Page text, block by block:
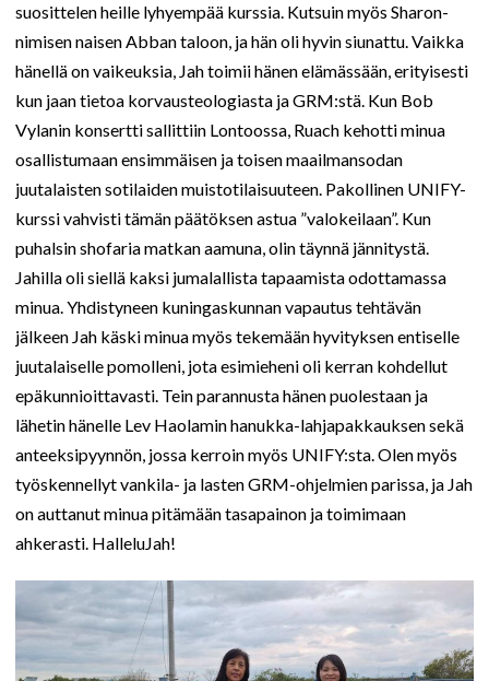
suosittelen heille lyhyempää kurssia. Kutsuin myös Sharon-
nimisen naisen Abban taloon, ja hän oli hyvin siunattu. Vaikka
hänellä on vaikeuksia, Jah toimii hänen elämässään, erityisesti
kun jaan tietoa korvausteologiasta ja GRM:stä. Kun Bob
Vylanin konsertti sallittiin Lontoossa, Ruach kehotti minua
osallistumaan ensimmäisen ja toisen maailmansodan
juutalaisten sotilaiden muistotilaisuuteen. Pakollinen UNIFY-
kurssi vahvisti tämän päätöksen astua ”valokeilaan”. Kun
puhalsin shofaria matkan aamuna, olin täynnä jännitystä.
Jahilla oli siellä kaksi jumalallista tapaamista odottamassa
minua. Yhdistyneen kuningaskunnan vapautus tehtävän
jälkeen Jah käski minua myös tekemään hyvityksen entiselle
juutalaiselle pomolleni, jota esimieheni oli kerran kohdellut
epäkunnioittavasti. Tein parannusta hänen puolestaan ja
lähetin hänelle Lev Haolamin hanukka-lahjapakkauksen sekä
anteeksipyynnön, jossa kerroin myös UNIFY:sta. Olen myös
työskennellyt vankila- ja lasten GRM-ohjelmien parissa, ja Jah
on auttanut minua pitämään tasapainon ja toimimaan
ahkerasti. HalleluJah!